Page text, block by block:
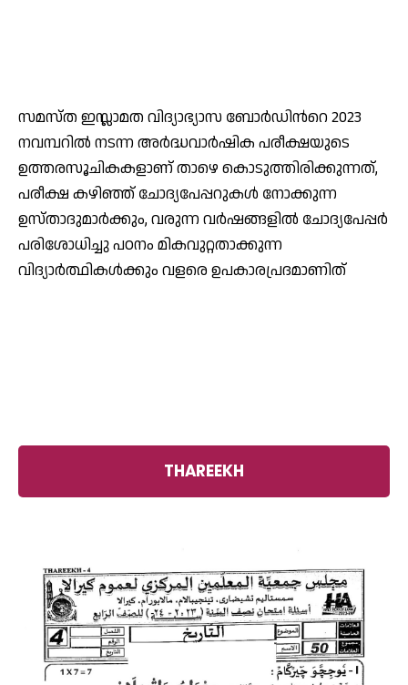
സമസ്ത ഇസ്ലാമത വിദ്യാഭ്യാസ ബോർഡിൻറെ 2023
നവമ്പറിൽ നടന്ന അർദ്ധവാർഷിക പരീക്ഷയുടെ
ഉത്തരസൂചികകളാണ് താഴെ കൊടുത്തിരിക്കുന്നത്,
പരീക്ഷ കഴിഞ്ഞ് ചോദ്യപേപ്പറുകൾ നോക്കുന്ന
ഉസ്താദുമാർക്കും, വരുന്ന വർഷങ്ങളിൽ ചോദ്യപേപ്പർ
പരിശോധിച്ചു പഠനം മികവുറ്റതാക്കുന്ന
വിദ്യാർത്ഥികൾക്കും വളരെ ഉപകാരപ്രദമാണിത്
THAREEKH